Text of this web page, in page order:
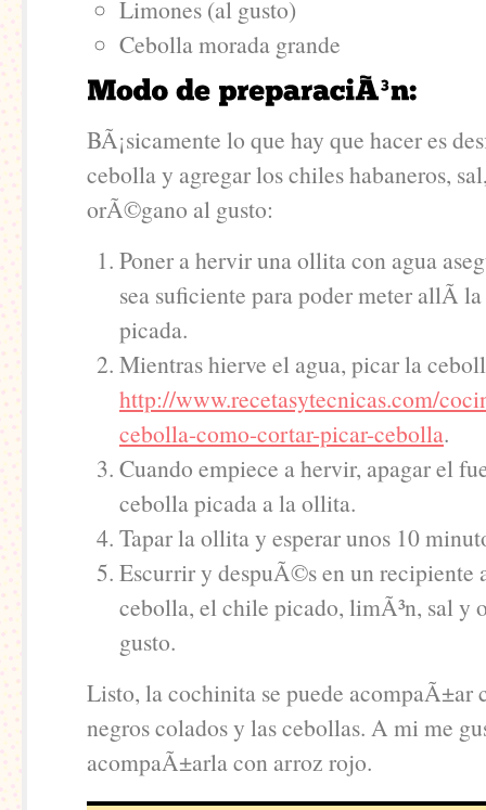
Limones (al gusto)
Cebolla morada grande
BÃ¡sicamente lo que hay que hacer es
cebolla y agregar los chiles habaneros,
orÃ©gano al gusto:
Poner a hervir una ollita con agua
sea suficiente para poder meter allÃ­
picada.
Mientras hierve el agua, picar la
http://www.recetasytecnicas.com/
cebolla-como-cortar-picar-cebolla.
Cuando empiece a hervir, apagar el
cebolla picada a la ollita.
Tapar la ollita y esperar unos 10
Escurrir y despuÃ©s en un recipiente
cebolla, el chile picado, limÃ³n, sal y
gusto.
Listo, la cochinita se puede acompaÃ±ar
negros colados y las cebollas. A mi me
acompaÃ±arla con arroz rojo.